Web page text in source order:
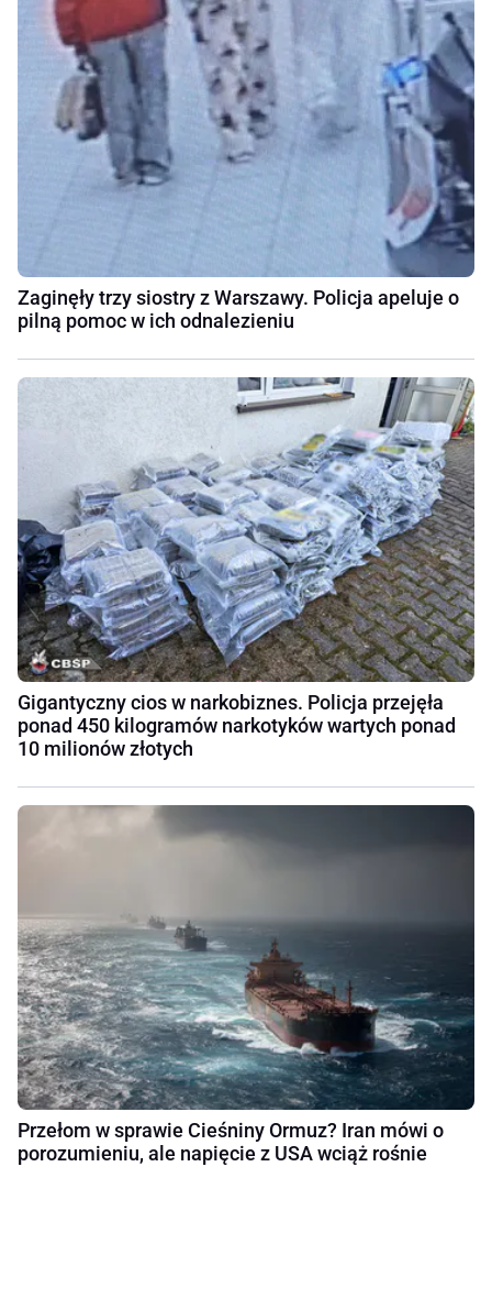
Zaginęły trzy siostry z Warszawy. Policja apeluje o
pilną pomoc w ich odnalezieniu
Gigantyczny cios w narkobiznes. Policja przejęła
ponad 450 kilogramów narkotyków wartych ponad
10 milionów złotych
Przełom w sprawie Cieśniny Ormuz? Iran mówi o
porozumieniu, ale napięcie z USA wciąż rośnie